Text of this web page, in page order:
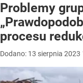
Problemy
procesu
Dodano: 13 sierpnia 2023